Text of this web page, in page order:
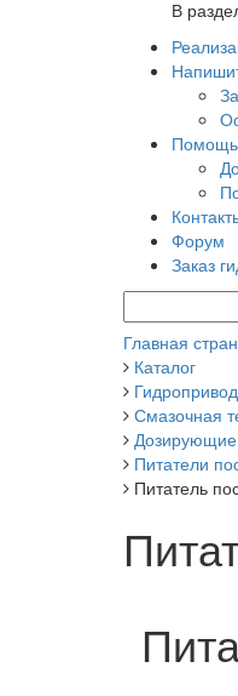
В
Помощь
Форум
Заказ
Главная
Каталог
Гидропривод
Смазочная
Дозирующие
Питатели
Питатель